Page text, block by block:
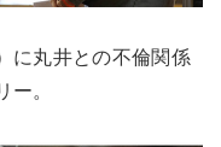
に丸井との不倫関係
。